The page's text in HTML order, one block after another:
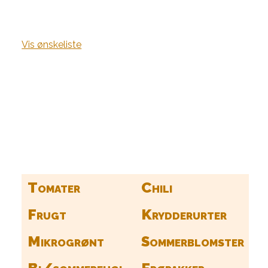
Vis ønskeliste
Tomater
Chili
Frugt
Krydderurter
Mikrogrønt
Sommerblomster